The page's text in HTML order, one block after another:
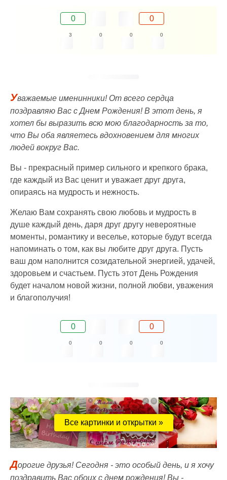
0 0
3 0 0 0
Уважаемые именинники! От всего сердца
поздравляю Вас с Днем Рождения! В этот день, я
хотел бы выразить всю мою благодарность за то,
что Вы оба являетесь вдохновением для многих
людей вокруг Вас.
Вы - прекрасный пример сильного и крепкого брака,
где каждый из Вас ценит и уважает друг друга,
опираясь на мудрость и нежность.
Желаю Вам сохранять свою любовь и мудрость в
душе каждый день, даря друг другу невероятные
моменты, романтику и веселье, которые будут всегда
напоминать о том, как вы любите друг друга. Пусть
ваш дом наполнится созидательной энергией, удачей,
здоровьем и счастьем. Пусть этот День Рождения
будет началом новой жизни, полной любви, уважения
и благополучия!
0 0
0 0 0 0
Все картинки и открытки »
Дорогие друзья! Сегодня - это особый день, и я хочу
поздравить Вас обоих с днем рождения! Вы -